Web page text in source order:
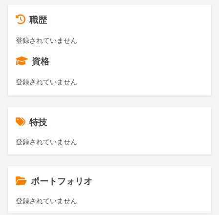
職歴
登録されていません
資格
登録されていません
特技
登録されていません
ポートフォリオ
登録されていません